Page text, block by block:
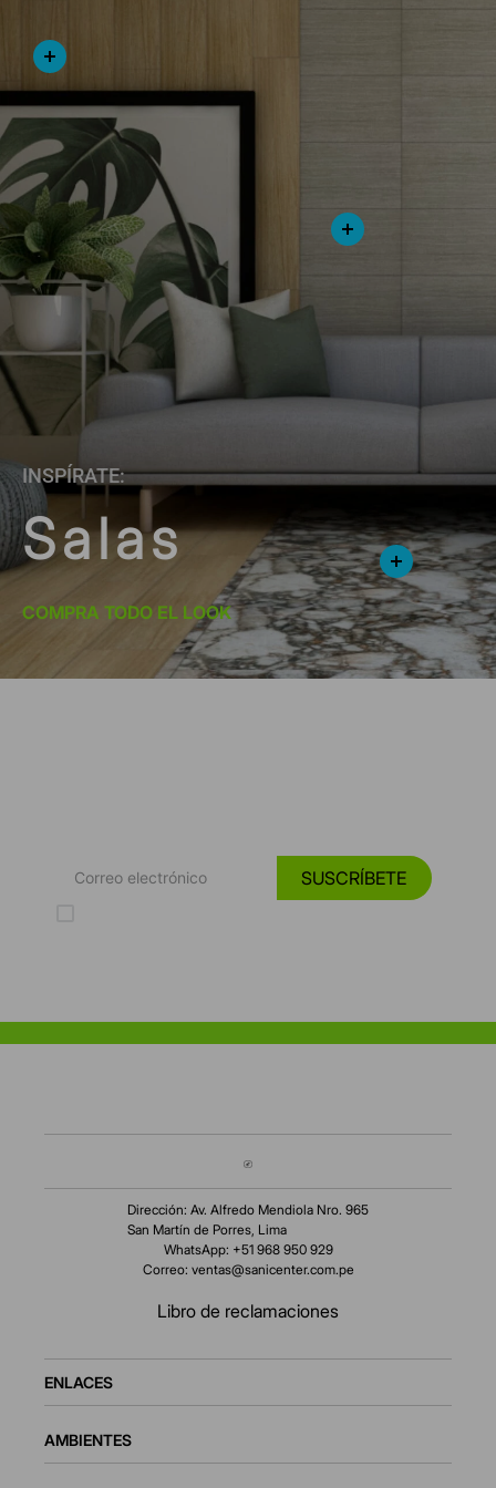
INSPÍRATE:
Salas
COMPRA TODO EL LOOK
SUSCRÍBETE
Dirección: Av. Alfredo Mendiola Nro. 965
San Martín de Porres, Lima
WhatsApp: +51 968 950 929
Correo: ventas@sanicenter.com.pe
Libro de reclamaciones
ENLACES
AMBIENTES